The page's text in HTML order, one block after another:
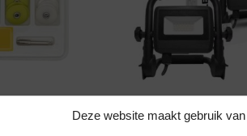
Deze website maakt gebruik
– 40 stuks
BOUWLAMP